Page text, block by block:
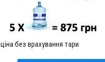
без врахування тари